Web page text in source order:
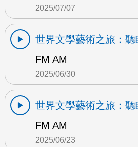
2025/07/07
世界文學藝術之旅：
FM AM
2025/06/30
世界文學藝術之旅：
FM AM
2025/06/23